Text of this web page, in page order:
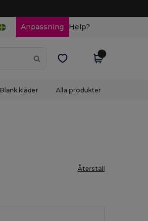
Anpassning Help?
Blank kläder Alla produkter
Återställ